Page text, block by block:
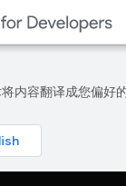
内容翻译成您偏好